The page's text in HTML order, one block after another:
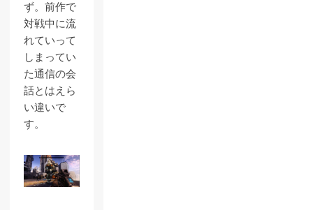
ず。前作で
対戦中に流
れていって
しまってい
た通信の会
話とはえら
い違いで
す。